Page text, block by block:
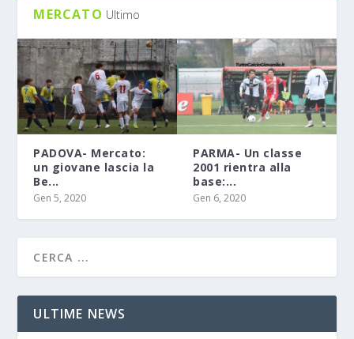
MERCATO Ultimo
PADOVA- Mercato:
un giovane lascia la
Be...
Gen 5, 2020
PARMA- Un classe
2001 rientra alla
base:...
Gen 6, 2020
ULTIME NEWS